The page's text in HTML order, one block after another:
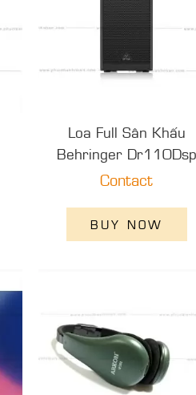
Loa Full Sân Khấu
Behringer Dr110Dsp
Contact
BUY NOW